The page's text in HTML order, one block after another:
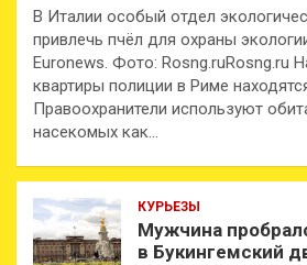
В Италии особый отдел
привлечь пчёл для охраны
Euronews. Фото: Rosng.ruRosng.ru
квартиры полиции в Риме
Правоохранители используют
насекомых как…
КУРЬЕЗЫ
Мужчина
в Букингемский